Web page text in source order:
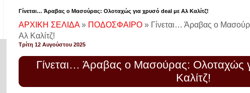
Γίνεται… Άραβας ο Μασούρας: Ολοταχώς για χρυσό deal με Αλ Καλίτζ!
ΑΡΧΙΚΗ ΣΕΛΙΔΑ» ΠΟΔΟΣΦΑΙΡΟ » Γίνεται… Άραβας ο
Αλ Καλίτζ!
Τρίτη 12 Αυγούστου 2025
Γίνεται… Άραβας ο Μασούρας: Ολοταχώς
Καλίτζ!